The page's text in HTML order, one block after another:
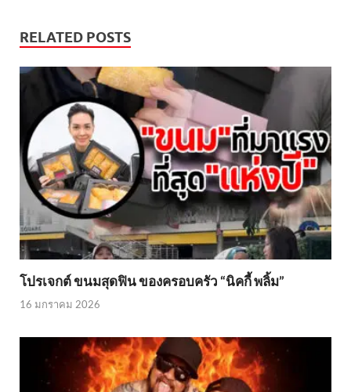
RELATED POSTS
โปรเจกต์ ขนมสุดฟิน ของครอบครัว “นิคกี้ พลิ้ม”
16 มกราคม 2026